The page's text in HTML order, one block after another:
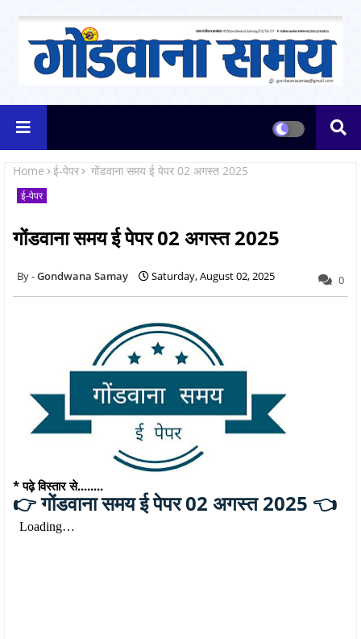
Home ई-पेपर गोंडवाना समय ई पेपर 02 अगस्त 2025
ई-पेपर
गोंडवाना समय ई पेपर 02 अगस्त 2025
Gondwana Samay Saturday, August 02, 2025 0
* पढ़े विस्तार से........
👉 गोंडवाना समय ई पेपर 02 अगस्त 2025 👈